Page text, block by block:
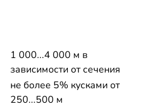
1 000...4 000 м в
зависимости от сечения
не более 5% кусками от
250...500 м